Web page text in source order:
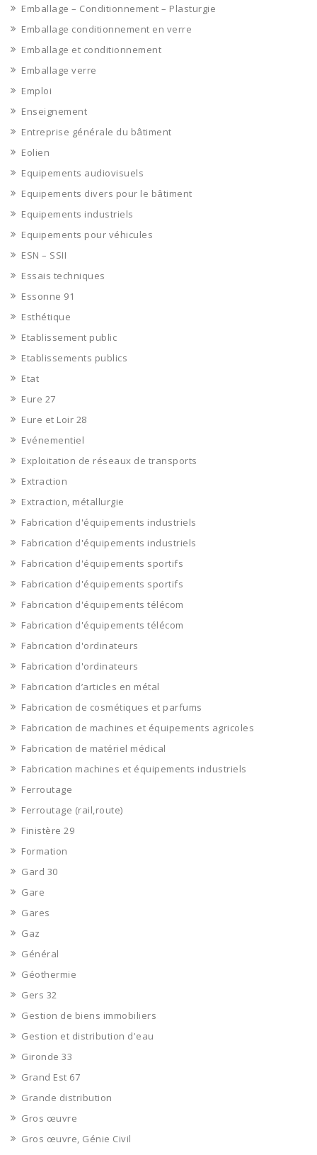
Emballage – Conditionnement – Plasturgie
Emballage conditionnement en verre
Emballage et conditionnement
Emballage verre
Emploi
Enseignement
Entreprise générale du bâtiment
Eolien
Equipements audiovisuels
Equipements divers pour le bâtiment
Equipements industriels
Equipements pour véhicules
ESN – SSII
Essais techniques
Essonne 91
Esthétique
Etablissement public
Etablissements publics
Etat
Eure 27
Eure et Loir 28
Evénementiel
Exploitation de réseaux de transports
Extraction
Extraction, métallurgie
Fabrication d'équipements industriels
Fabrication d'équipements industriels
Fabrication d'équipements sportifs
Fabrication d'équipements sportifs
Fabrication d'équipements télécom
Fabrication d'équipements télécom
Fabrication d'ordinateurs
Fabrication d'ordinateurs
Fabrication d’articles en métal
Fabrication de cosmétiques et parfums
Fabrication de machines et équipements agricoles
Fabrication de matériel médical
Fabrication machines et équipements industriels
Ferroutage
Ferroutage (rail,route)
Finistère 29
Formation
Gard 30
Gare
Gares
Gaz
Général
Géothermie
Gers 32
Gestion de biens immobiliers
Gestion et distribution d'eau
Gironde 33
Grand Est 67
Grande distribution
Gros œuvre
Gros œuvre, Génie Civil